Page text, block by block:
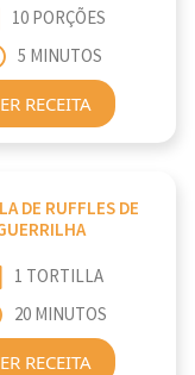
10 PORÇÕES
5 MINUTOS
RECEITA
DE RUFFLES DE
1 TORTILLA
20 MINUTOS
RECEITA